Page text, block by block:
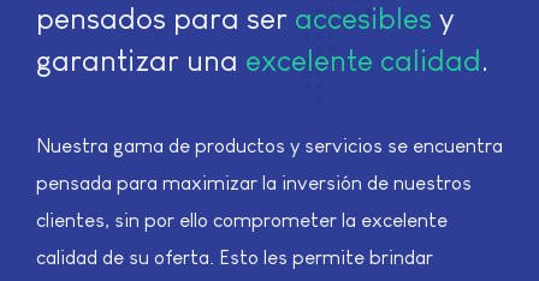
pensados para ser accesibles y
garantizar una excelente calidad.
Nuestra gama de productos y servicios se encuentra
pensada para maximizar la inversión de nuestros
clientes, sin por ello comprometer la excelente
calidad de su oferta. Esto les permite brindar